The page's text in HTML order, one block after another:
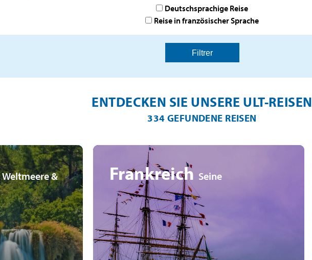
Deutschsprachige Reise
Reise in französischer Sprache
ENTDECKEN SIE UNSERE ULT-REISEN
334 GEFUNDENE REISEN
&
Frankreich Seine